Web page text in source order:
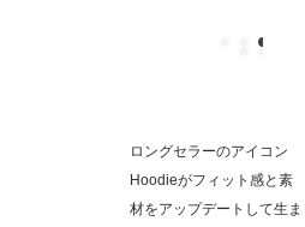
ロングセラーのアイコン
Hoodieがフィット感と素
材をアップデートして生ま